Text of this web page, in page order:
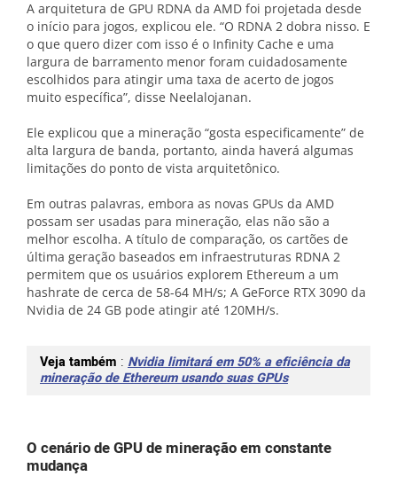
A arquitetura de GPU RDNA da AMD foi projetada desde
o início para jogos, explicou ele. “O RDNA 2 dobra nisso. E
o que quero dizer com isso é o Infinity Cache e uma
largura de barramento menor foram cuidadosamente
escolhidos para atingir uma taxa de acerto de jogos
muito específica”, disse Neelalojanan.
Ele explicou que a mineração “gosta especificamente” de
alta largura de banda, portanto, ainda haverá algumas
limitações do ponto de vista arquitetônico.
Em outras palavras, embora as novas GPUs da AMD
possam ser usadas para mineração, elas não são a
melhor escolha. A título de comparação, os cartões de
última geração baseados em infraestruturas RDNA 2
permitem que os usuários explorem Ethereum a um
hashrate de cerca de 58-64 MH/s; A GeForce RTX 3090 da
Nvidia de 24 GB pode atingir até 120MH/s.
Veja também : Nvidia limitará em 50% a eficiência da
mineração de Ethereum usando suas GPUs
O cenário de GPU de mineração em constante
mudança